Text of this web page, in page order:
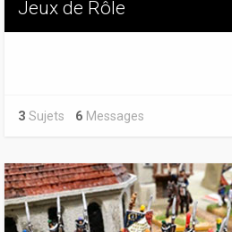
Jeux de Rôle
3 Sujets 6 Messages